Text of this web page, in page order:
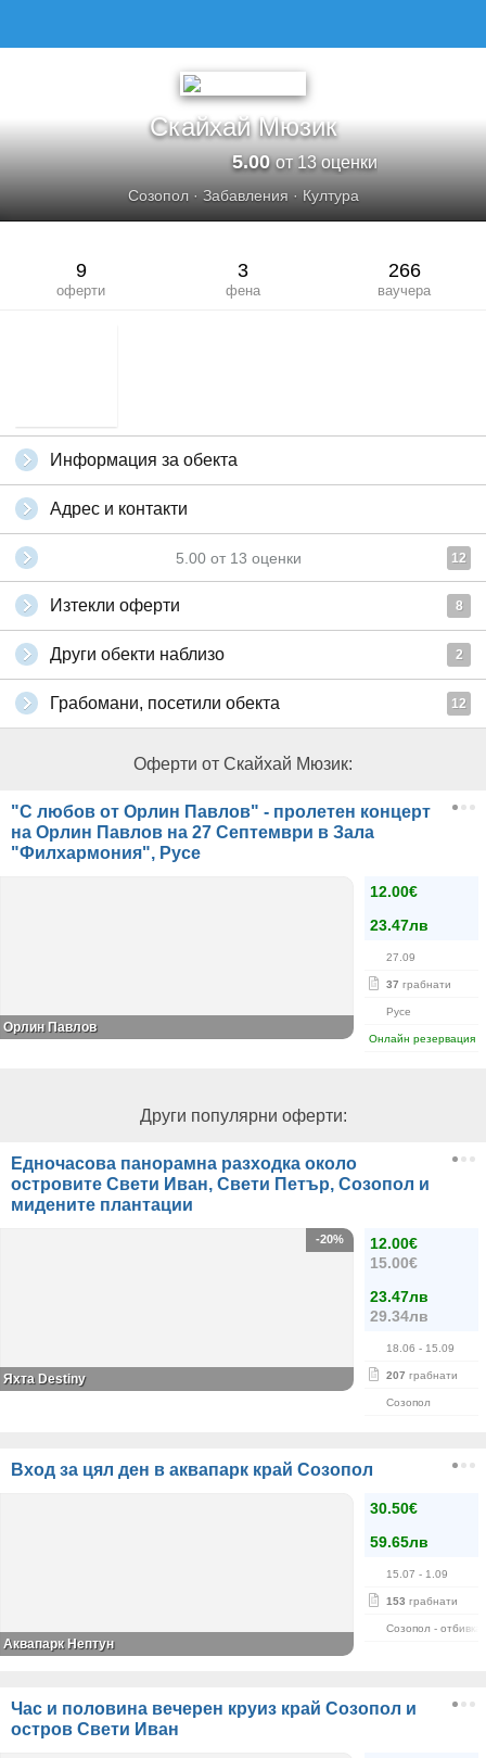
Скайхай Мюзик
5.00от 13 оценки
Созопол· Забавления· Култура
9
оферти
3
фена
266
ваучера
Информация за обекта
Адрес и контакти
5.00 от 13 оценки 12
Изтекли оферти 8
Други обекти наблизо 2
Грабомани, посетили обекта 12
Оферти от Скайхай Мюзик:
"С любов от Орлин Павлов" - пролетен концерт
на Орлин Павлов на 27 Септември в Зала
"Филхармония", Русе
12.00€
23.47лв
27.09
37 грабнати
Русе
Онлайн резервация
Орлин Павлов
Други популярни оферти:
Едночасова панорамна разходка около
островите Свети Иван, Свети Петър, Созопол и
мидените плантации
12.00€
15.00€
23.47лв
29.34лв
18.06 - 15.09
207 грабнати
Созопол
-20%
Яхта Destiny
Вход за цял ден в аквапарк край Созопол
30.50€
59.65лв
15.07 - 1.09
153 грабнати
Созопол -
Аквапарк Нептун
Час и половина вечерен круиз край Созопол и
остров Свети Иван